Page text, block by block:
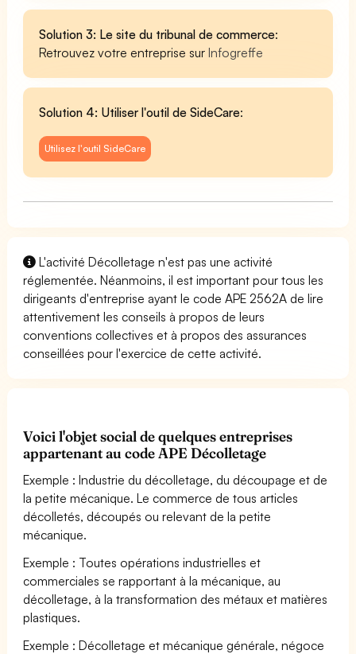
Solution 3: Le site du tribunal de commerce:
Retrouvez votre entreprise surInfogreffe
Solution 4: Utiliser l'outil de SideCare:
Utilisez l'outil SideCare
L'activité Décolletage n'est pas une activité
réglementée. Néanmoins, il est important pour tous les
dirigeants d'entreprise ayant le code APE 2562A de lire
attentivement les conseils à propos de leurs
conventions collectives et à propos des assurances
conseillées pour l'exercice de cette activité.
Voici l'objet social de quelques entreprises
appartenant au code APE Décolletage
Exemple : Industrie du décolletage, du découpage et de
la petite mécanique. Le commerce de tous articles
décolletés, découpés ou relevant de la petite
mécanique.
Exemple : Toutes opérations industrielles et
commerciales se rapportant à la mécanique, au
décolletage, à la transformation des métaux et matières
plastiques.
Exemple : Décolletage et mécanique générale, négoce